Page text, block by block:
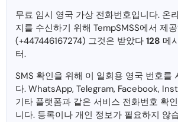
무료 임시 영국 가상 전화번호입니다. 온
지를 수신하기 위해 TempSMSS에서 제
(+447446167274) 그것은 받았다 128 메
터.
SMS 확인을 위해 이 일회용 영국 번호를
다. WhatsApp, Telegram, Facebook,
기타 플랫폼과 같은 서비스 전화번호 확
니다. 등록이나 개인 정보가 필요하지 않